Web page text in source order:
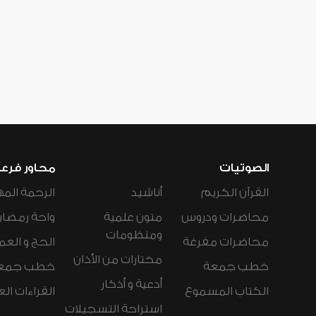
الصوتيات
القرآن الكريم
محاضرات ودروس
محاضرات مفرغة
خطب جمعة
الكتاب المسموع
أناشيد
متون علمية
ومنظومات
مختارات من الأذان
أدعية و أذكار
استراحة التسجيلات
محاور
الرحمة
واحة
الحج و
خطب
القراءات